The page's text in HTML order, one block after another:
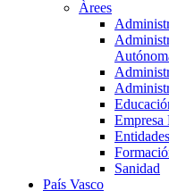
Àrees
Empresa
Sanidad
País Vasco